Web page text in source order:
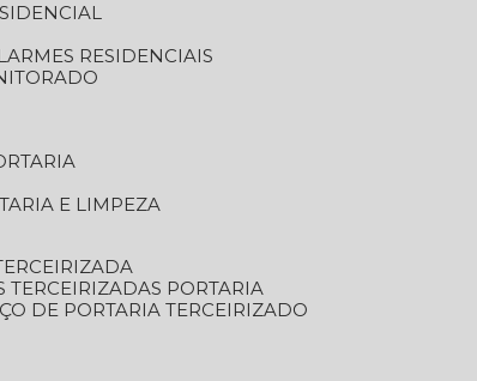
RESIDENCIAIS
E LIMPEZA
TERCEIRIZADAS PORTARIA
DE PORTARIA TERCEIRIZADO